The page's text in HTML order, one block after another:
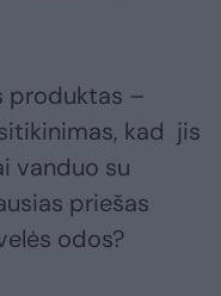
produktas –
kad jis
vanduo su
priešas
odos?